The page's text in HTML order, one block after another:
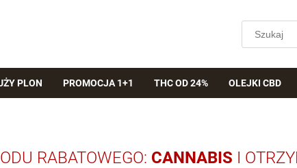
PLON PROMOCJA 1+1 THC OD 24% OLEJKI CBD
RABATOWEGO: CANNABIS I